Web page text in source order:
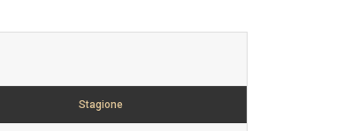
Stagione